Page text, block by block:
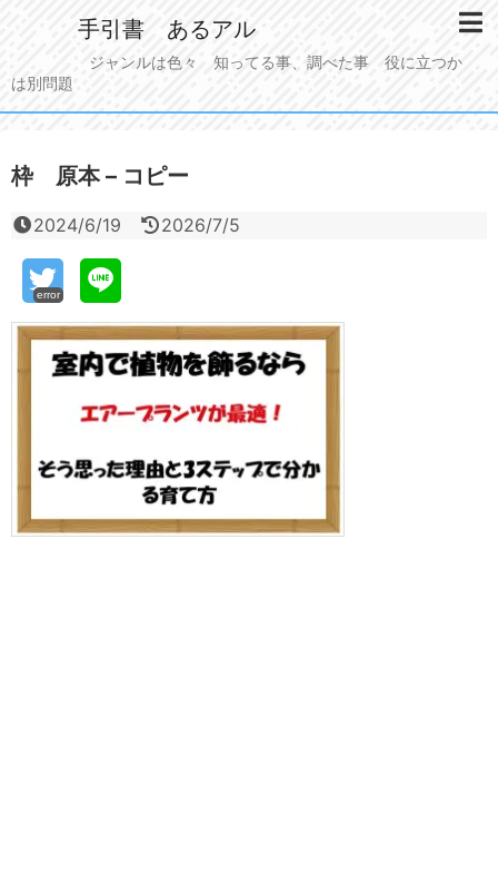
手引書 あるアル
ジャンルは色々 知ってる事、調べた事 役に立つか
は別問題
枠 原本 – コピー
2024/6/19 2026/7/5
error